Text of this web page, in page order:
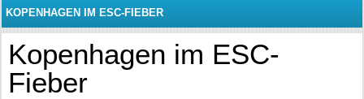
KOPENHAGEN IM ESC-FIEBER
Kopenhagen im ESC-
Fieber